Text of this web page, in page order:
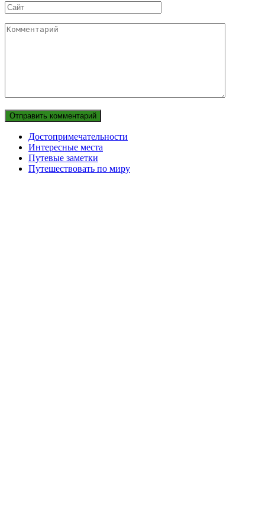
Сайт
Комментарий
Достопримечательности
Интересные места
Путевые заметки
Путешествовать по миру